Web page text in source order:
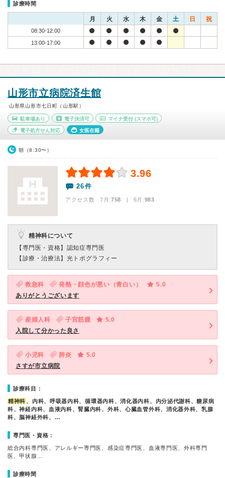
診療時間
月 火 水 木 金 土 日 祝
08:30-12:00
13:00-17:00
山形市立病院済生館
山形県山形市七日町（山形駅）
駐車場あり 電子決済可 マイナ受付 (スマホ可)
電子処方せん対応 女医在籍
朝（8:30〜）
3.96
26件
アクセス数 7月:758 | 6月:983
精神科について
【専門医・資格】 認知症専門医
【診療・治療法】 光トポグラフィー
救急科 発熱・顔色が悪い（青白い）
5.0
ありがとうございます
産婦人科 子宮筋腫
5.0
入院して分かった良さ
小児科 肺炎
5.0
さすが市立病院
診療科目：
精神科 、内科、呼吸器内科、循環器内科、消化器内科、内分泌代謝科、糖尿病
科、神経内科、血液内科、腎臓内科、外科、心臓血管外科、消化器外科、乳腺
科、脳神経外科、…
専門医・資格：
総合内科専門医、アレルギー専門医、感染症専門医、血液専門医、外科専門
医、甲状腺…
診療時間